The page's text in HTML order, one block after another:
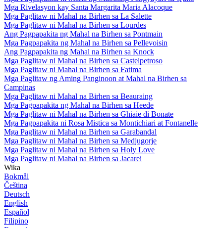
Mga Rivelasyon kay Santa Margarita Maria Alacoque
Mga Paglitaw ni Mahal na Birhen sa La Salette
Mga Paglitaw ni Mahal na Birhen sa Lourdes
Ang Pagpapakita ng Mahal na Birhen sa Pontmain
Mga Pagpapakita ng Mahal na Birhen sa Pellevoisin
Ang Pagpapakita ng Mahal na Birhen sa Knock
Mga Paglitaw ni Mahal na Birhen sa Castelpetroso
Mga Paglitaw ni Mahal na Birhen sa Fatima
Mga Paglitaw ng Aming Panginoon at Mahal na Birhen sa
Campinas
Mga Paglitaw ni Mahal na Birhen sa Beauraing
Mga Pagpapakita ng Mahal na Birhen sa Heede
Mga Paglitaw ni Mahal na Birhen sa Ghiaie di Bonate
Mga Pagpapakita ni Rosa Mistica sa Montichiari at Fontanelle
Mga Paglitaw ni Mahal na Birhen sa Garabandal
Mga Paglitaw ni Mahal na Birhen sa Medjugorje
Mga Paglitaw ni Mahal na Birhen sa Holy Love
Mga Paglitaw ni Mahal na Birhen sa Jacarei
Wika
Bokmål
Čeština
Deutsch
English
Español
Filipino